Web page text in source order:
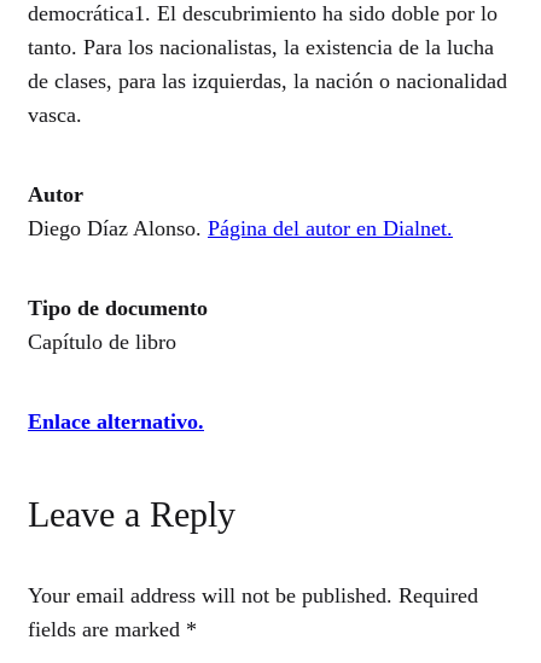
democrática1. El descubrimiento ha sido doble por lo
tanto. Para los nacionalistas, la existencia de la lucha
de clases, para las izquierdas, la nación o nacionalidad
vasca.
Autor
Diego Díaz Alonso. Página del autor en Dialnet.
Tipo de documento
Capítulo de libro
Enlace alternativo.
Leave a Reply
Your email address will not be published. Required
fields are marked *